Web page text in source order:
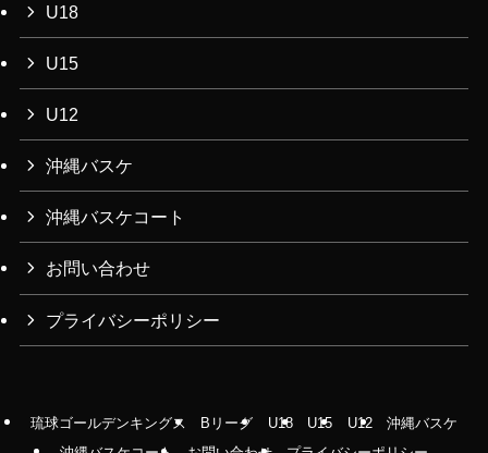
U18
U15
U12
沖縄バスケ
沖縄バスケコート
お問い合わせ
プライバシーポリシー
琉球ゴールデンキングス Bリーグ U18 U15 U12
沖縄バスケ